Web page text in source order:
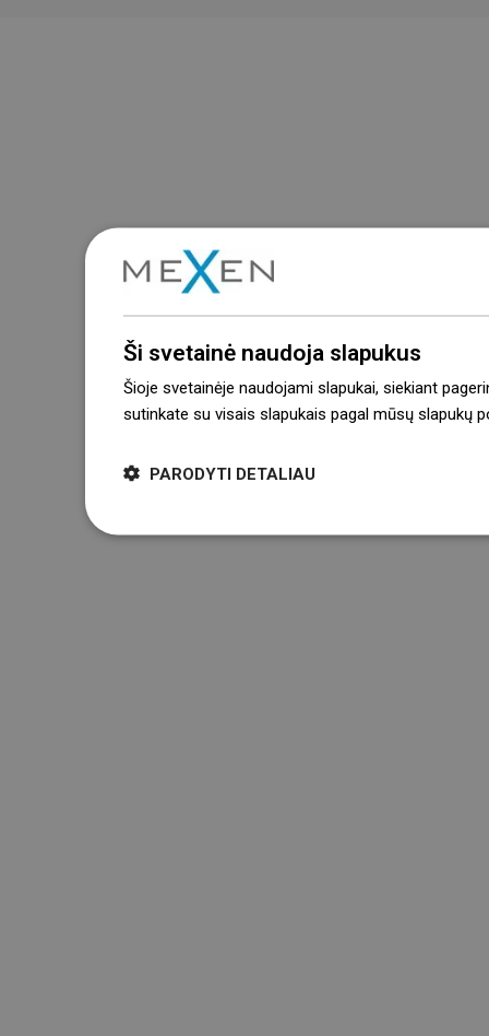
Ši svetainė naudoja slapukus
Šioje svetainėje naudojami slapukai, siekiant
sutinkate su visais slapukais pagal mūsų slapukų
PARODYTI DETALIAU